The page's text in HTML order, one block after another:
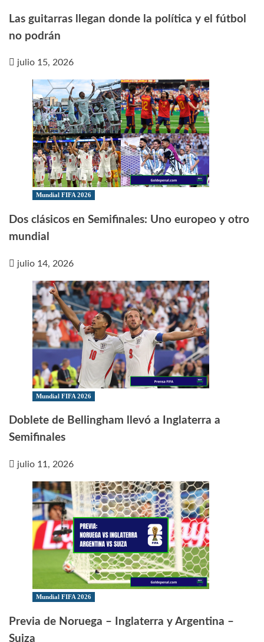
Las guitarras llegan donde la política y el fútbol
no podrán
julio 15, 2026
Mundial FIFA 2026
Dos clásicos en Semifinales: Uno europeo y otro
mundial
julio 14, 2026
Mundial FIFA 2026
Doblete de Bellingham llevó a Inglaterra a
Semifinales
julio 11, 2026
Mundial FIFA 2026
Previa de Noruega – Inglaterra y Argentina –
Suiza